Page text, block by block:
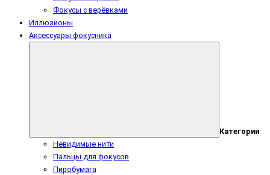
Фокусы с верёвками
Иллюзионы
Аксессуары фокусника
Категории
Невидимые нити
Пальцы для фокусов
Пиробумага